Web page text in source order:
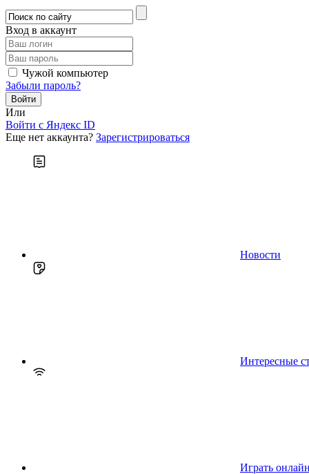
Вход в аккаунт
Чужой компьютер
Забыли пароль?
Или
Войти c Яндекс ID
Еще нет аккаунта? Зарегистрироваться
Новости
Интересные
Играть онлайн